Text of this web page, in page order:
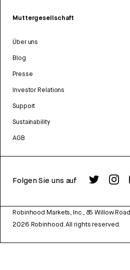
Muttergesellschaft
Über uns
Blog
Presse
Investor Relations
Support
Sustainability
AGB
Folgen Sie uns auf
Robinhood Markets, Inc., 85 Willow
2026 Robinhood. All rights reserved.